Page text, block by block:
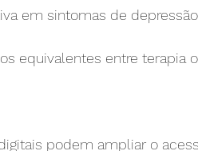
em sintomas de
equivalentes entre terapia
podem ampliar o